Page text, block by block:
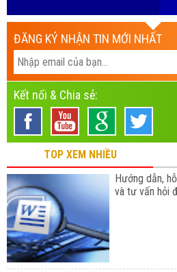
ĐĂNG KÝ NHẬN TIN MỚI NHẤT
Kết nối & Chia sẻ:
TOP XEM NHIỀU
Hướng dẫn,
và tư vấn hỏi